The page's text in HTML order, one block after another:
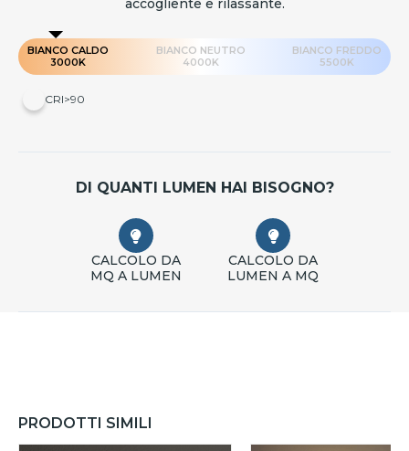
accogliente e rilassante.
BIANCO CALDO
3000K
BIANCO NEUTRO
4000K
BIANCO FREDDO
5500K
CRI>90
DI QUANTI LUMEN HAI BISOGNO?
CALCOLO DA
MQ A LUMEN
CALCOLO DA
LUMEN A MQ
PRODOTTI SIMILI